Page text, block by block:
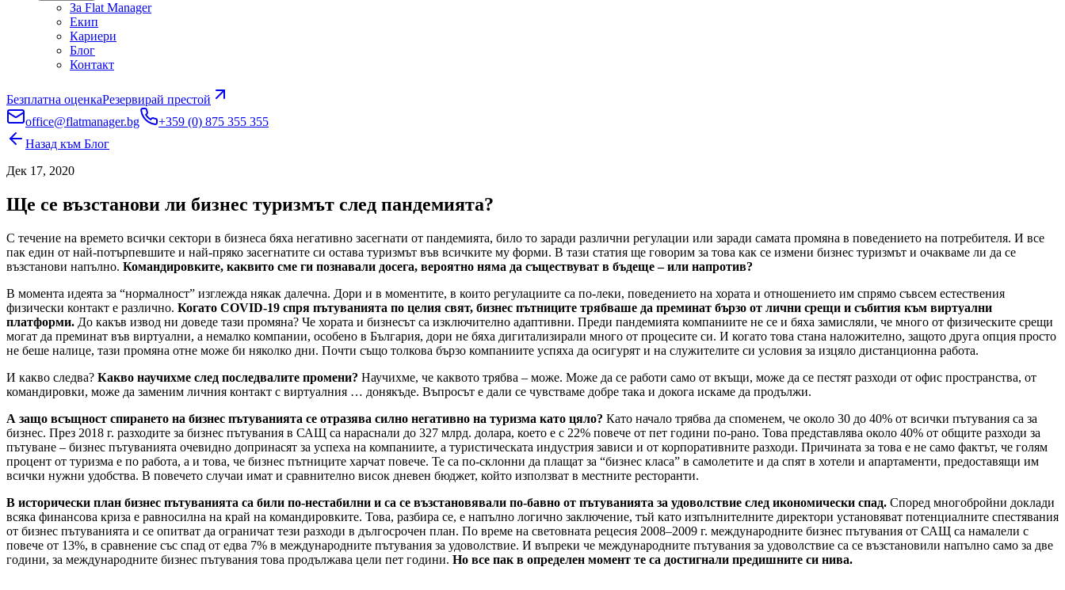
За Flat Manager
Екип
Кариери
Блог
Контакт
Безплатна оценкаРезервирай престой
office@flatmanager.bg
+359 (0) 875 355 355
Назад към Блог
Дек 17, 2020
Ще се възстанови ли бизнес туризмът след пандемията?
С течение на времето всички сектори в бизнеса бяха негативно засегнати от пандемията, било то заради различни регулации или заради самата промяна в поведението на потребителя. И все
пак един от най-потърпевшите и най-пряко засегнатите си остава туризмът във всичките му форми. В тази статия ще говорим за това как се измени бизнес туризмът и очакваме ли да се
възстанови напълно. Командировките, каквито сме ги познавали досега, вероятно няма да съществуват в бъдеще – или напротив?
В момента идеята за “нормалност” изглежда някак далечна. Дори и в моментите, в които регулациите са по-леки, поведението на хората и отношението им спрямо съвсем естествения
физически контакт е различно. Когато COVID-19 спря пътуванията по целия свят, бизнес пътниците трябваше да преминат бързо от лични срещи и събития към виртуални
платформи. До какъв извод ни доведе тази промяна? Че хората и бизнесът са изключително адаптивни. Преди пандемията компаниите не се и бяха замисляли, че много от физическите срещи
могат да преминат във виртуални, а немалко компании, особено в България, дори не бяха дигитализирали много от процесите си. И когато това стана наложително, защото друга опция просто
не беше налице, тази промяна отне може би няколко дни. Почти също толкова бързо компаниите успяха да осигурят и на служителите си условия за изцяло дистанционна работа.
И какво следва? Какво научихме след последвалите промени? Научихме, че каквото трябва – може. Може да се работи само от вкъщи, може да се пестят разходи от офис пространства, от
командировки, може да заменим личния контакт с виртуалния … донякъде. Въпросът e дали се чувстваме добре така и докога искаме да продължи.
А защо всъщност спирането на бизнес пътуванията се отразява силно негативно на туризма като цяло? Като начало трябва да споменем, че около 30 до 40% от всички пътувания са за
бизнес. През 2018 г. разходите за бизнес пътувания в САЩ са нараснали до 327 млрд. долара, което е с 22% повече от пет години по-рано. Това представлява около 40% от общите разходи за
пътуване – бизнес пътуванията очевидно допринасят за успеха на компаниите, а туристическата индустрия зависи и от корпоративните разходи. Причината за това е не само фактът, че голям
процент от туризма е по работа, а и това, че бизнес пътниците харчат повече. Те са по-склонни да плащат за “бизнес класа” в самолетите и да спят в хотели и апартаменти, предоставящи им
всички нужни удобства. В повечето случаи имат и сравнително висок дневен бюджет, който използват в местните ресторанти.
В исторически план бизнес пътуванията са били по-нестабилни и са се възстановявали по-бавно от пътуванията за удоволствие след икономически спад. Според многобройни доклади
всяка финансова криза е равносилна на край на командировките. Това, разбира се, е напълно логично заключение, тъй като изпълнителните директори установяват потенциалните спестявания
от бизнес пътуванията и се опитват да ограничат тези разходи в дългосрочен план. По време на световната рецесия 2008–2009 г. международните бизнес пътувания от САЩ са намалели с
повече от 13%, в сравнение със спад от едва 7% в международните пътувания за удоволствие. И въпреки че международните пътувания за удоволствие са се възстановили напълно само за две
години, за международните бизнес пътувания това продължава цели пет години. Но все пак в определен момент те са достигнали предишните си нива.